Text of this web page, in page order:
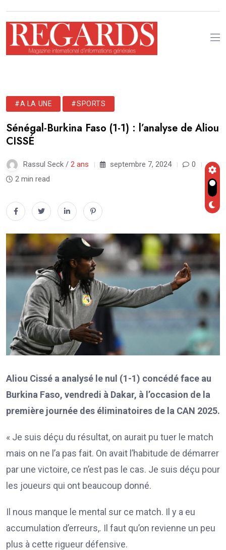
#A LA UNE #SPORTS
Sénégal-Burkina Faso (1-1) : l’analyse de Aliou
CISSÉ
Rassul Seck / 2 ans septembre 7, 2024
0
2 min read
Aliou Cissé a analysé le nul (1-1) concédé face au
Burkina Faso, vendredi à Dakar, à l’occasion de la
première journée des éliminatoires de la CAN 2025.
« Je suis déçu du résultat, on aurait pu tuer le match
mais on ne l’a pas fait. On avait l’habitude de démarrer
par une victoire, ce n’est pas le cas. Je suis déçu pour
les joueurs qui ont beaucoup donné.
Il nous manque le mental sur ce match. Il y a eu
accumulation d’erreurs,. Il faut qu’on revienne un peu
plus à cette rigueur défensive.